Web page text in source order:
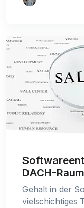
DACH-Raum
Gehalt in der
vielschichtiges